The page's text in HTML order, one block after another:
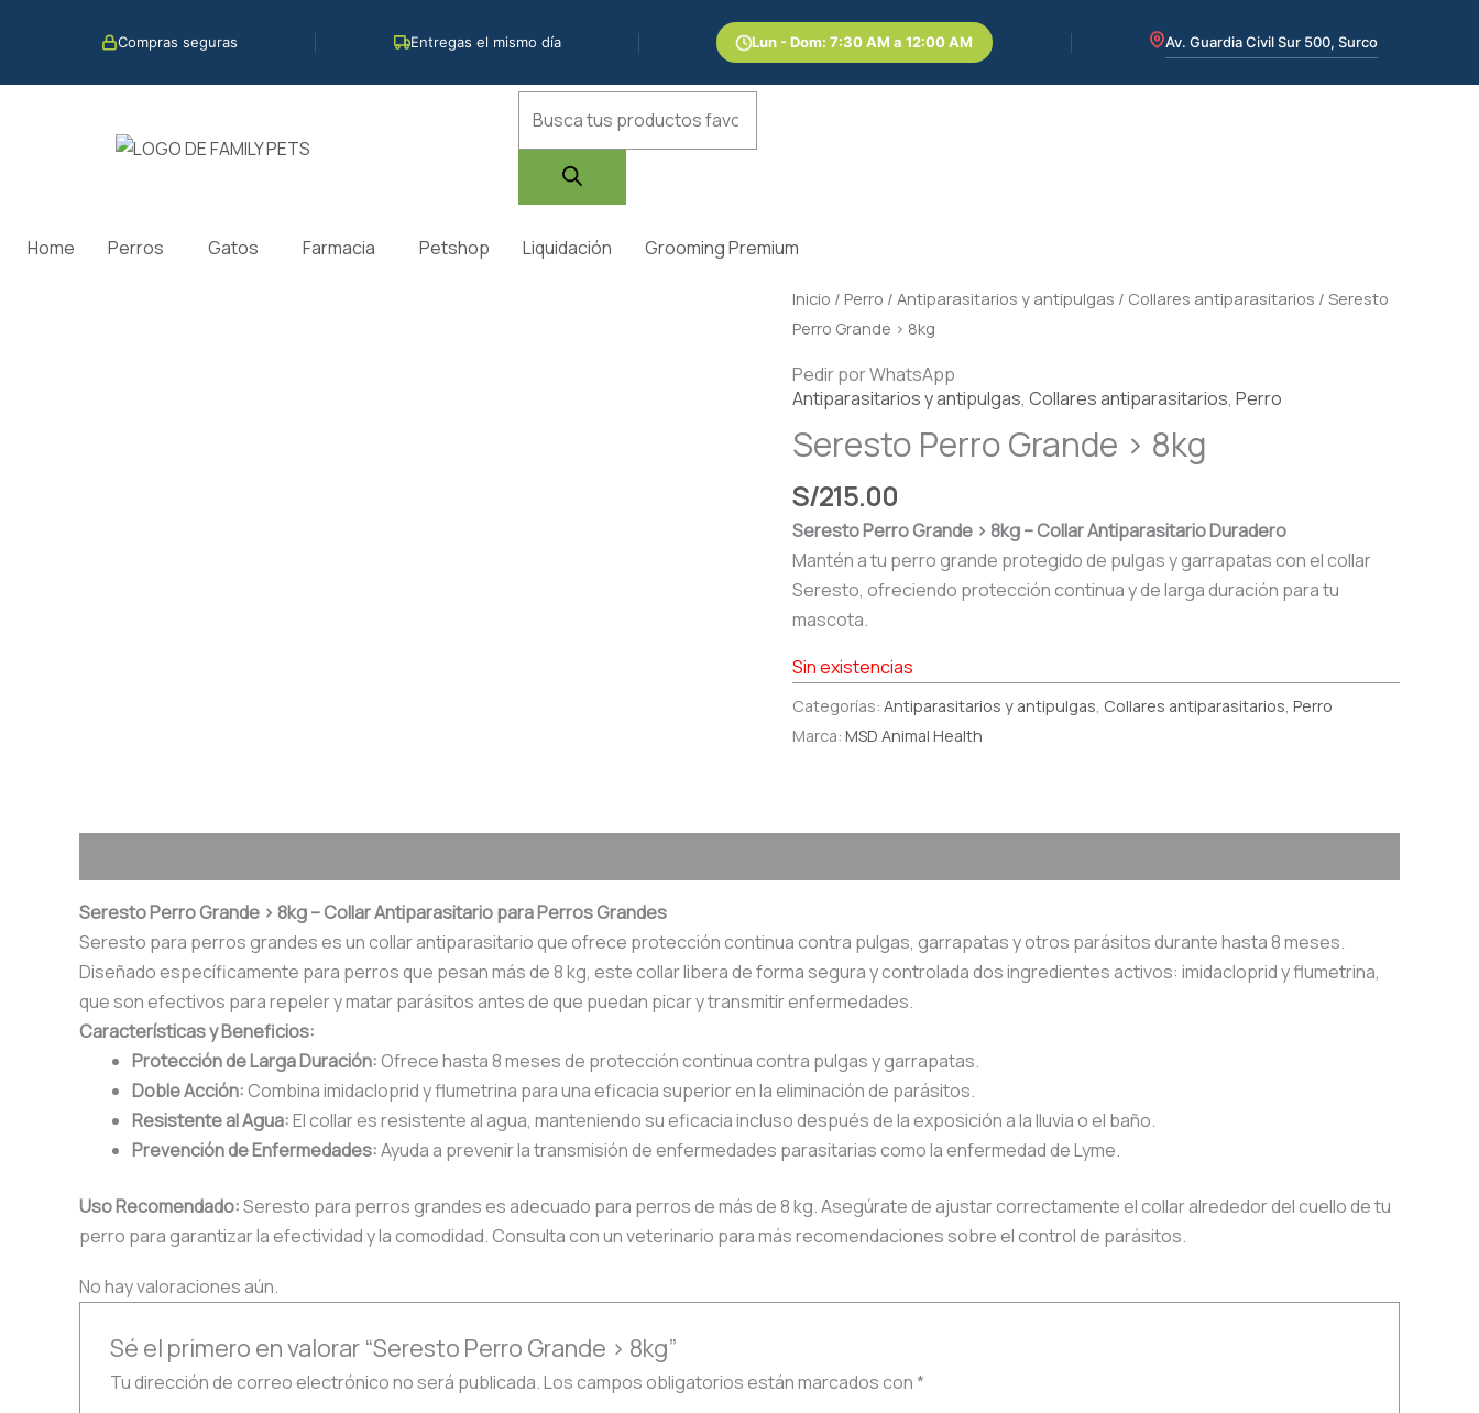
Compras seguras Entregas el mismo día Lun - Dom: 7:30 AM a 12:00 AM Av. Guardia Civil Sur 500, Surco
de
productos
Home Perros Gatos Farmacia Petshop Liquidación Grooming Premium
Inicio / Perro / Antiparasitarios y antipulgas / Collares antiparasitarios / Seresto
Perro Grande > 8kg
Pedir por WhatsApp
Antiparasitarios y antipulgas, Collares antiparasitarios, Perro
Seresto Perro Grande > 8kg
S/215.00
Seresto Perro Grande > 8kg – Collar Antiparasitario Duradero
Mantén a tu perro grande protegido de pulgas y garrapatas con el collar
Seresto, ofreciendo protección continua y de larga duración para tu
mascota.
Sin existencias
Categorías: Antiparasitarios y antipulgas Collares antiparasitarios Perro
Marca: MSD Animal Health
Seresto Perro Grande > 8kg – Collar Antiparasitario para Perros Grandes
Seresto para perros grandes es un collar antiparasitario que ofrece protección continua contra pulgas, garrapatas y otros parásitos durante hasta 8 meses.
Diseñado específicamente para perros que pesan más de 8 kg, este collar libera de forma segura y controlada dos ingredientes activos: imidacloprid y flumetrina,
que son efectivos para repeler y matar parásitos antes de que puedan picar y transmitir enfermedades.
Características y Beneficios:
Protección de Larga Duración: Ofrece hasta 8 meses de protección continua contra pulgas y garrapatas.
Doble Acción: Combina imidacloprid y flumetrina para una eficacia superior en la eliminación de parásitos.
Resistente al Agua:El collar es resistente al agua, manteniendo su eficacia incluso después de la exposición a la lluvia o el baño.
Prevención de Enfermedades:Ayuda a prevenir la transmisión de enfermedades parasitarias como la enfermedad de Lyme.
Uso Recomendado:Seresto para perros grandes es adecuado para perros de más de 8 kg. Asegúrate de ajustar correctamente el collar alrededor del cuello de tu
perro para garantizar la efectividad y la comodidad. Consulta con un veterinario para más recomendaciones sobre el control de parásitos.
No hay valoraciones aún.
Sé el primero en valorar “Seresto Perro Grande > 8kg”
Tu dirección de correo electrónico no será publicada.Los campos obligatorios están marcados con*